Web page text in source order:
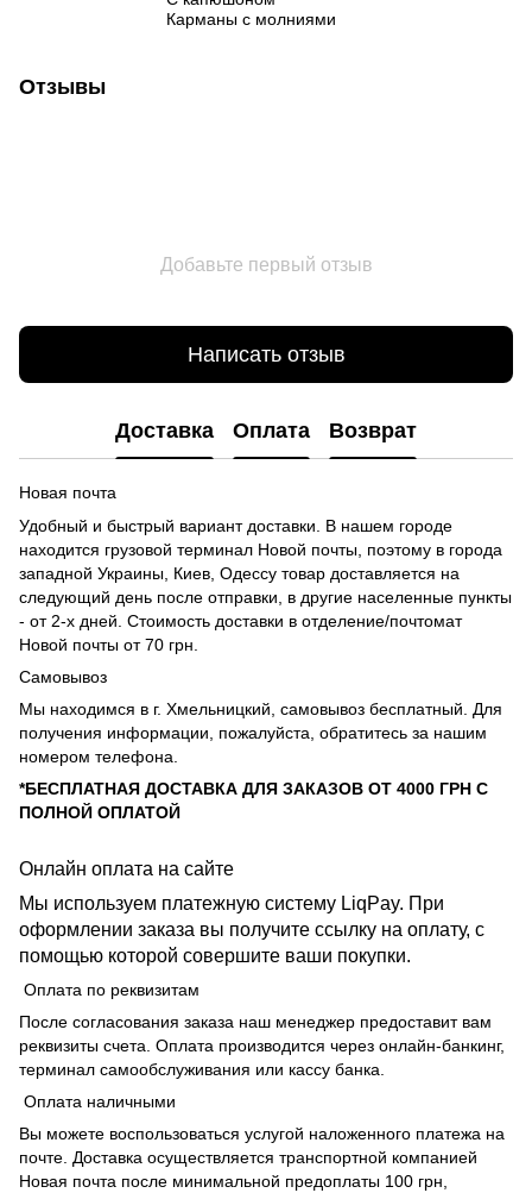
Карманы с молниями
Отзывы
Добавьте первый отзыв
Написать отзыв
Доставка Оплата Возврат
Новая почта
Удобный и быстрый вариант доставки. В нашем городе
находится грузовой терминал Новой почты, поэтому в города
западной Украины, Киев, Одессу товар доставляется на
следующий день после отправки, в другие населенные пункты
- от 2-х дней. Стоимость доставки в отделение/почтомат
Новой почты от 70 грн.
Самовывоз
Мы находимся в г. Хмельницкий, самовывоз бесплатный. Для
получения информации, пожалуйста, обратитесь за нашим
номером телефона.
*БЕСПЛАТНАЯ ДОСТАВКА ДЛЯ ЗАКАЗОВ ОТ 4000 ГРН С
ПОЛНОЙ ОПЛАТОЙ
Онлайн оплата на сайте
Мы используем платежную систему LiqPay. При
оформлении заказа вы получите ссылку на оплату, с
помощью которой совершите ваши покупки.
Оплата по реквизитам
После согласования заказа наш менеджер предоставит вам
реквизиты счета. Оплата производится через онлайн-банкинг,
терминал самообслуживания или кассу банка.
Оплата наличными
Вы можете воспользоваться услугой наложенного платежа на
почте. Доставка осуществляется транспортной компанией
Новая почта после минимальной предоплаты 100 грн,